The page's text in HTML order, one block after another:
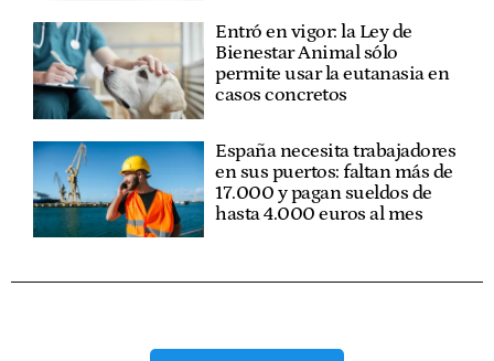
Entró en vigor: la Ley de
Bienestar Animal sólo
permite usar la eutanasia en
casos concretos
España necesita trabajadores
en sus puertos: faltan más de
17.000 y pagan sueldos de
hasta 4.000 euros al mes